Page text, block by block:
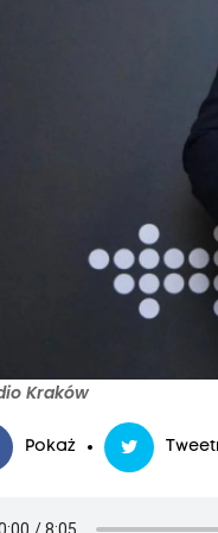
Kraków
Pokaż